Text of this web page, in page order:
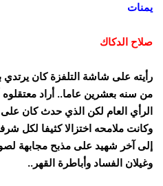
يمنات
صلاح الدكاك
رأيته على شاشة التلفزة كان يرتدي
من سنه بعشرين عاما.. أراد
الرأي العام لكن الذي حدث كان على
وكانت ملامحه اختزالا كثيفا لكل
إلى آخر شهيد على مذبح مجابهة
وغيلان الفساد وأباطرة القهر..